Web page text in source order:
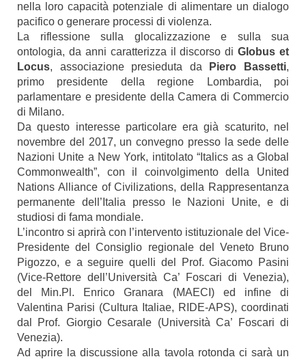
nella loro capacità potenziale di alimentare un dialogo
pacifico o generare processi di violenza.
La riflessione sulla glocalizzazione e sulla sua
ontologia, da anni caratterizza il discorso diGlobus et
Locus, associazione presieduta da Piero Bassetti,
primo presidente della regione Lombardia, poi
parlamentare e presidente della Camera di Commercio
di Milano.
Da questo interesse particolare era già scaturito, nel
novembre del 2017, un convegno presso la sede delle
Nazioni Unite a New York, intitolato “Italics as a Global
Commonwealth”, con il coinvolgimento della United
Nations Alliance of Civilizations, della Rappresentanza
permanente dell’Italia presso le Nazioni Unite, e di
studiosi di fama mondiale.
L’incontro si aprirà con l’intervento istituzionale del Vice-
Presidente del Consiglio regionale del Veneto Bruno
Pigozzo, e a seguire quelli del Prof. Giacomo Pasini
(Vice-Rettore dell’Università Ca’ Foscari di Venezia),
del Min.Pl. Enrico Granara (MAECI) ed infine di
Valentina Parisi (Cultura Italiae, RIDE-APS), coordinati
dal Prof. Giorgio Cesarale (Università Ca’ Foscari di
Venezia).
Ad aprire la discussione alla tavola rotonda ci sarà un